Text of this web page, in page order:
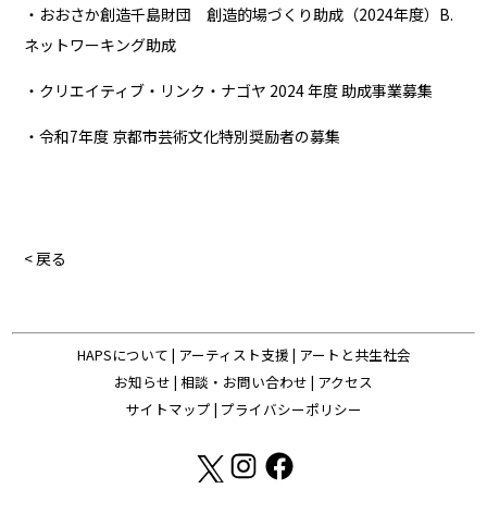
・おおさか創造千島財団 創造的場づくり助成（2024年度）B.
ネットワーキング助成
・クリエイティブ・リンク・ナゴヤ 2024 年度 助成事業募集
・令和7年度 京都市芸術文化特別奨励者の募集
< 戻る
HAPSについて | アーティスト支援 | アートと共生社会
お知らせ | 相談・お問い合わせ | アクセス
サイトマップ | プライバシーポリシー